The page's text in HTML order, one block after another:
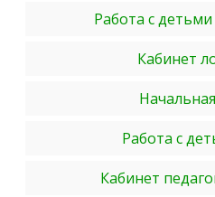
Работа с
Кабинет
Работа с
Кабинет